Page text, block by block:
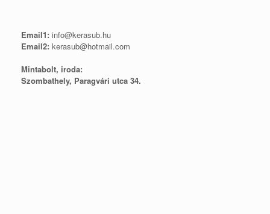
Email1: info@kerasub.hu
Email2: kerasub@hotmail.com
Mintabolt, iroda:
Szombathely, Paragvári utca 34.